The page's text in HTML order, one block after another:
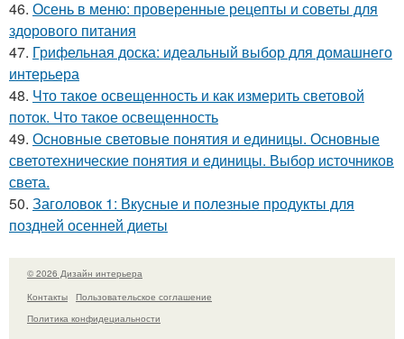
46. Осень в меню: проверенные рецепты и советы для
здорового питания
47. Грифельная доска: идеальный выбор для домашнего
интерьера
48. Что такое освещенность и как измерить световой
поток. Что такое освещенность
49. Основные световые понятия и единицы. Основные
светотехнические понятия и единицы. Выбор источников
света.
50. Заголовок 1: Вкусные и полезные продукты для
поздней осенней диеты
© 2026 Дизайн интерьера
Контакты
Пользовательское соглашение
Политика конфидециальности